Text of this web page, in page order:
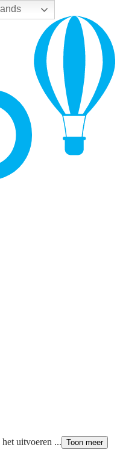
uitvoeren ... Toon meer